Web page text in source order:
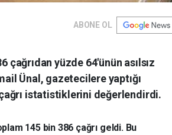
ABONE OL
çağrıdan yüzde 64'ünün asılsız
Ünal, gazetecilere yaptığı
istatistiklerini değerlendirdi.
145 bin 386 çağrı geldi. Bu